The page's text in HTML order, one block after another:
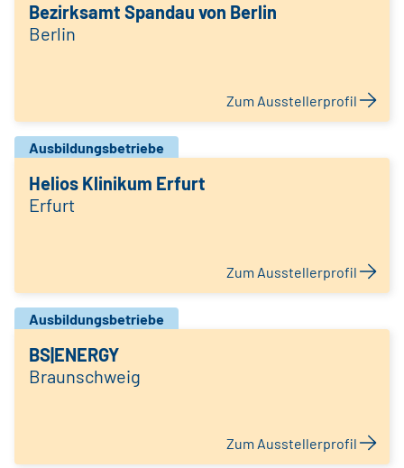
Bezirksamt Spandau von Berlin
Berlin
Zum Ausstellerprofil
Ausbildungsbetriebe
Helios Klinikum Erfurt
Erfurt
Zum Ausstellerprofil
Ausbildungsbetriebe
BS|ENERGY
Braunschweig
Zum Ausstellerprofil